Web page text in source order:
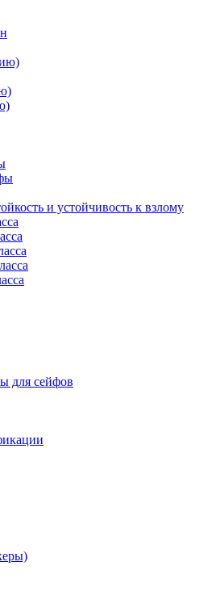
и устойчивость к взлому
для сейфов